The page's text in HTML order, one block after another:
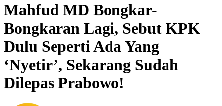
Mahfud MD Bongkar-
Bongkaran Lagi, Sebut KPK
Dulu Seperti Ada Yang
‘Nyetir’, Sekarang Sudah
Dilepas Prabowo!